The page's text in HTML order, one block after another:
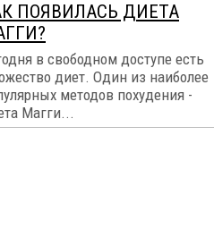
ПОЯВИЛАСЬ ДИЕТА
в свободном доступе есть
диет. Один из наиболее
методов похудения -
Магги...